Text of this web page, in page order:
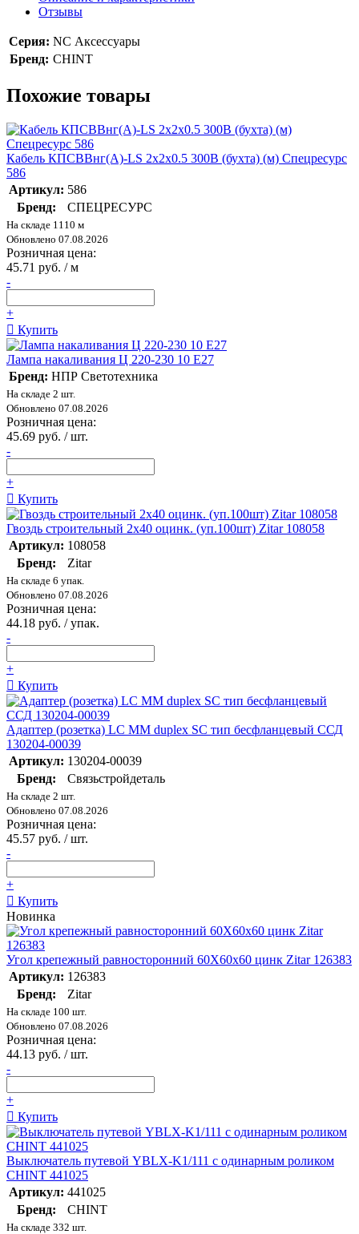
Отзывы
Серия: NC Аксессуары
Бренд: CHINT
Похожие товары
Кабель КПСВВнг(А)-LS 2х2х0.5 300В (бухта) (м) Спецресурс
586
Артикул: 586
Бренд:
СПЕЦРЕСУРС
На складе 1110 м
Обновлено 07.08.2026
Розничная цена:
45.71 руб. / м
-
+
Купить
Лампа накаливания Ц 220-230 10 Е27
Бренд: НПР Светотехника
На складе 2 шт.
Обновлено 07.08.2026
Розничная цена:
45.69 руб. / шт.
-
+
Купить
Гвоздь строительный 2х40 оцинк. (уп.100шт) Zitar 108058
Артикул: 108058
Бренд:
Zitar
На складе 6 упак.
Обновлено 07.08.2026
Розничная цена:
44.18 руб. / упак.
-
+
Купить
Адаптер (розетка) LC MM duplex SC тип бесфланцевый ССД
130204-00039
Артикул: 130204-00039
Бренд:
Связьстройдеталь
На складе 2 шт.
Обновлено 07.08.2026
Розничная цена:
45.57 руб. / шт.
-
+
Купить
Новинка
Угол крепежный равносторонний 60Х60х60 цинк Zitar 126383
Артикул: 126383
Бренд:
Zitar
На складе 100 шт.
Обновлено 07.08.2026
Розничная цена:
44.13 руб. / шт.
-
+
Купить
Выключатель путевой YBLX-K1/111 с одинарным роликом
CHINT 441025
Артикул: 441025
Бренд:
CHINT
На складе 332 шт.